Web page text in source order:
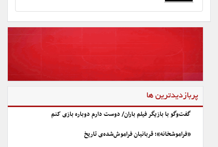
پربازدیدترین ها
گفت‌وگو با بازیگر فیلم باران/ دوست دارم دوباره بازی کنم
«فراموشخانه»؛ قربانیان فراموش‌شده‌ی تاریخ